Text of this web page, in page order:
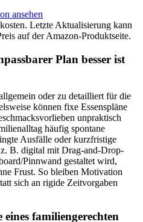
ansehen
Letzte Aktualisierung kann
auf der Amazon-Produktseite.
Plan besser ist
oder zu detailliert für die
können fixe Essenspläne
unpraktisch
häufig spontane
Ausfälle oder kurzfristige
B. digital mit Drag-and-Drop-
Pinnwand gestaltet wird,
Frust. So bleiben Motivation
sich an rigide Zeitvorgaben
familiengerechten